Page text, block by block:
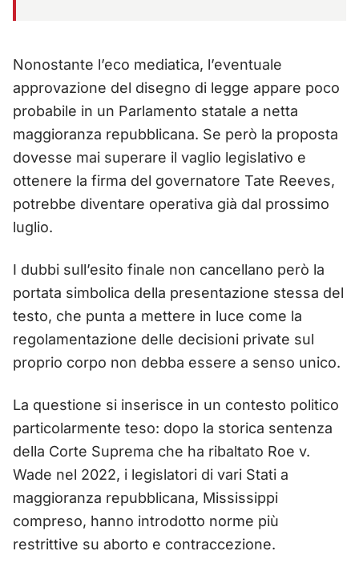
Nonostante l’eco mediatica, l’eventuale
approvazione del disegno di legge appare poco
probabile in un Parlamento statale a netta
maggioranza repubblicana. Se però la proposta
dovesse mai superare il vaglio legislativo e
ottenere la firma del governatore Tate Reeves,
potrebbe diventare operativa già dal prossimo
luglio.
I dubbi sull’esito finale non cancellano però la
portata simbolica della presentazione stessa del
testo, che punta a mettere in luce come la
regolamentazione delle decisioni private sul
proprio corpo non debba essere a senso unico.
La questione si inserisce in un contesto politico
particolarmente teso: dopo la storica sentenza
della Corte Suprema che ha ribaltato Roe v.
Wade nel 2022, i legislatori di vari Stati a
maggioranza repubblicana, Mississippi
compreso, hanno introdotto norme più
restrittive su aborto e contraccezione.